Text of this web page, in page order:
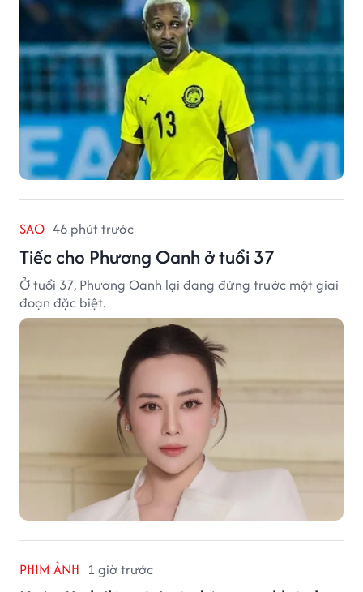
SAO 46 phút trước
Tiếc cho Phương Oanh ở tuổi 37
Ở tuổi 37, Phương Oanh lại đang đứng trước một giai
đoạn đặc biệt.
PHIM ẢNH 1 giờ trước